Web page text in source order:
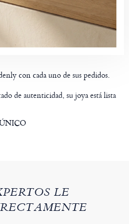
con cada uno de sus pedidos.
de autenticidad, su joya está lista
LE